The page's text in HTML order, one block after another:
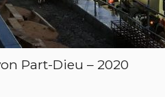
Part-Dieu – 2020